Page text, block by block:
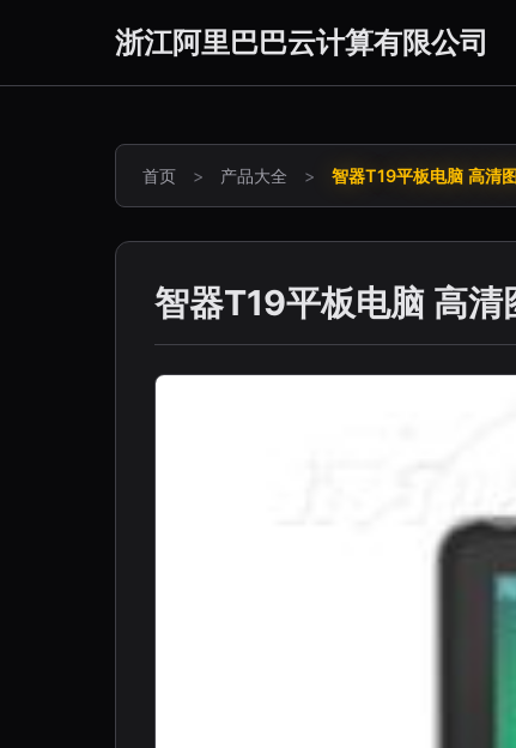
浙江阿里巴巴云计算有限公司
首页 > 产品大全 > 智器T19平板电脑 高清
智器T19平板电脑 高